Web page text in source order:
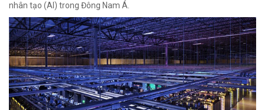
nhân tạo (AI) trong Đông Nam Á.